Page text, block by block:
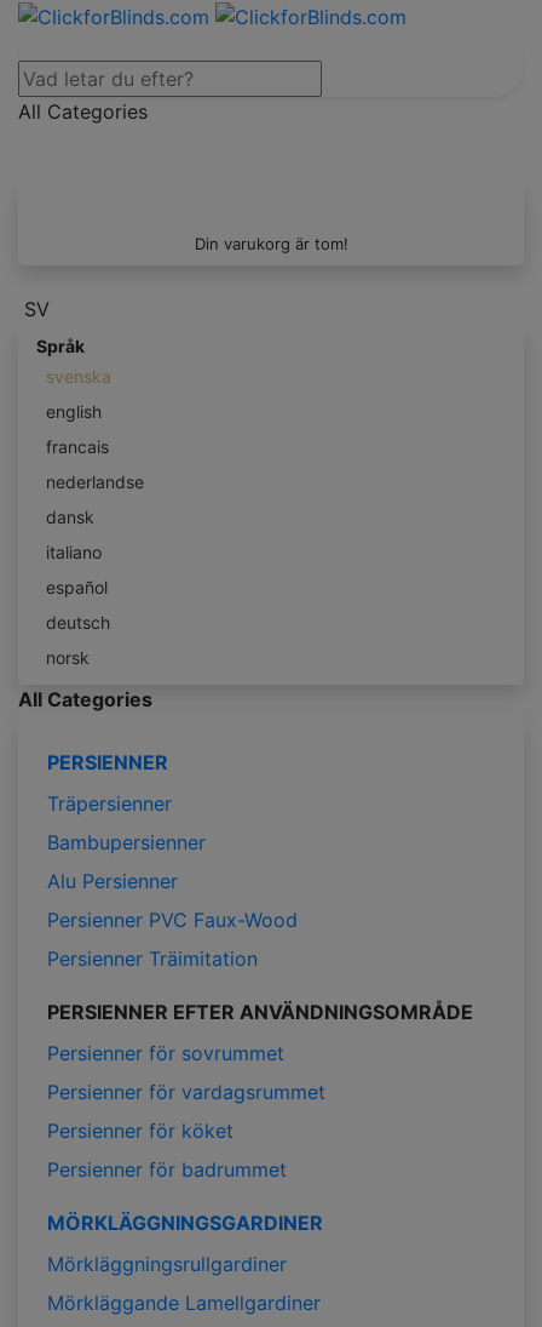
All Categories
Din varukorg är tom!
SV
Språk
svenska
english
francais
nederlandse
dansk
italiano
español
deutsch
norsk
All Categories
PERSIENNER
Träpersienner
Bambupersienner
Alu Persienner
Persienner PVC Faux-Wood
Persienner Träimitation
PERSIENNER EFTER ANVÄNDNINGSOMRÅDE
Persienner för sovrummet
Persienner för vardagsrummet
Persienner för köket
Persienner för badrummet
MÖRKLÄGGNINGSGARDINER
Mörkläggningsrullgardiner
Mörkläggande Lamellgardiner